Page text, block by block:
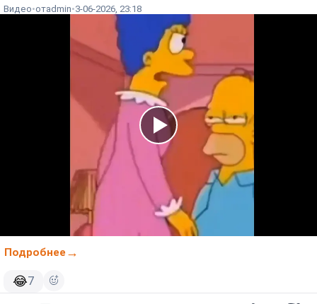
Видео отadmin 3-06-2026, 23:18
Подробнее
😂7